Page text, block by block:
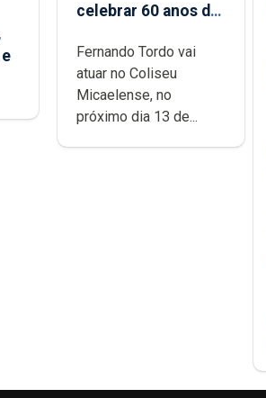
celebrar 60 anos de
Micaelense
Fernando Tordo vai
atuar no Coliseu
Micaelense, no
próximo dia 13 de...